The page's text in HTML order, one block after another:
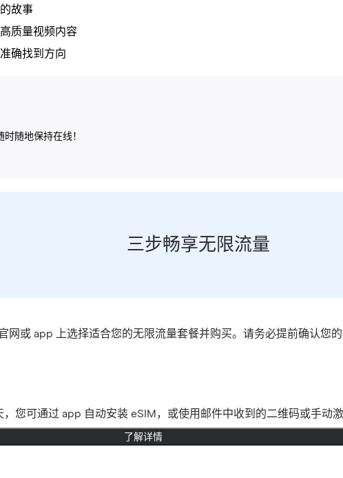
故事
质量视频内容
确找到方向
随地保持在线！
三步畅享无限流量
网或 app 上选择适合您的无限流量套餐并购买。请务必提前确认您的
，您可通过 app 自动安装 eSIM，或使用邮件中收到的二维码或手动激
了解详情